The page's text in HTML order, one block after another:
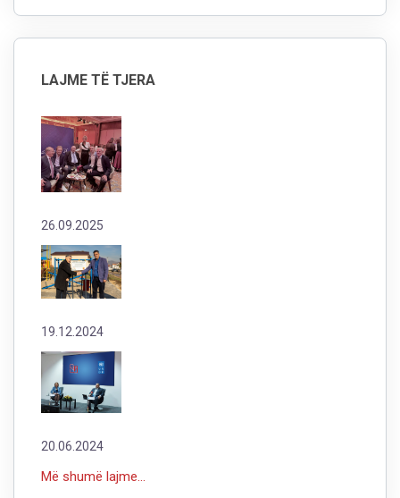
LAJME TË TJERA
26.09.2025
19.12.2024
20.06.2024
Më shumë lajme...